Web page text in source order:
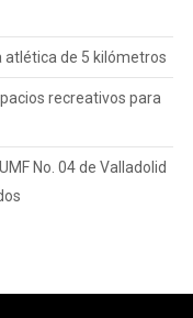
atlética de 5 kilómetros
recreativos para
No. 04 de Valladolid